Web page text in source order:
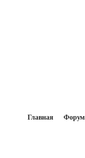
Главная Форум